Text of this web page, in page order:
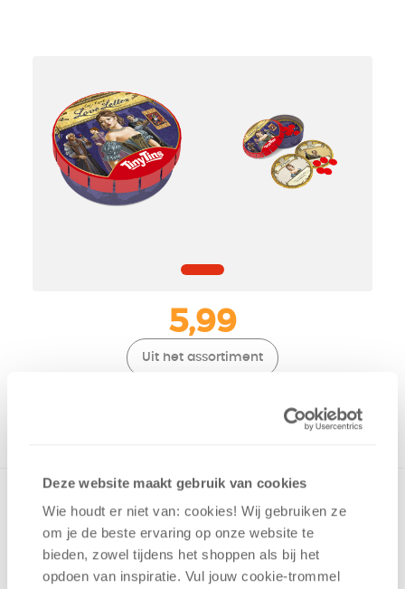
Deze website maakt gebruik van cookies
Wie houdt er niet van: cookies! Wij gebruiken ze
om je de beste ervaring op onze website te
bieden, zowel tijdens het shoppen als bij het
opdoen van inspiratie. Vul jouw cookie-trommel
5,99
Uit het assortiment
de broek- of jaszak passen: Love Letter, Gesjaakt,
Regenwormen en SET.. Speel je favoriete spelletjes nu
overal. Ook leuk om te verzamelen!